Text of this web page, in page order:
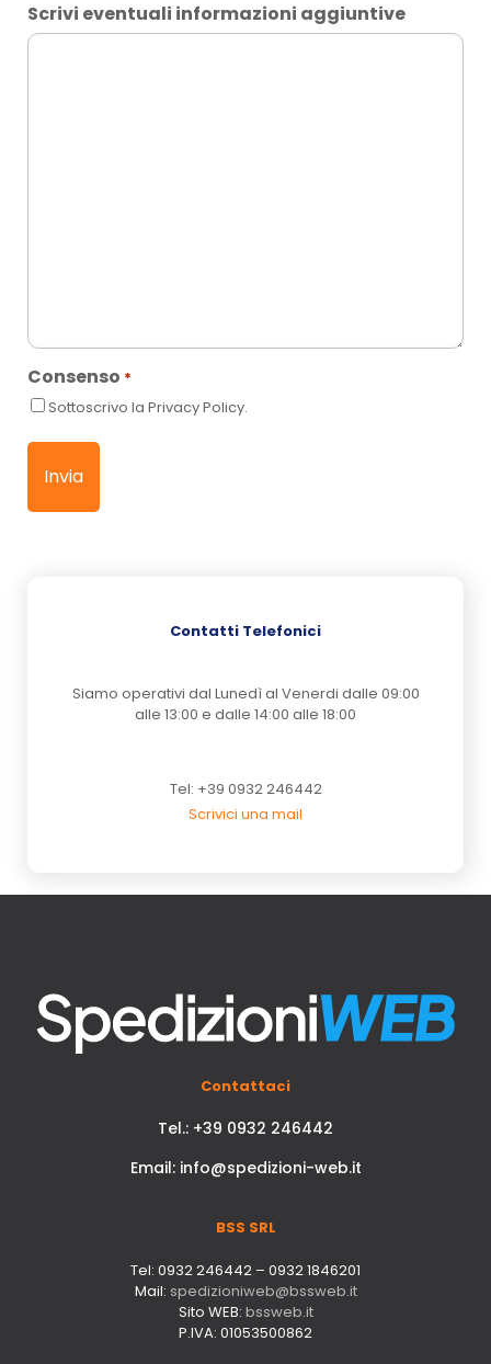
Scrivi eventuali informazioni aggiuntive
Consenso *
Sottoscrivo la Privacy Policy.
Contatti Telefonici
Siamo operativi dal Lunedì al Venerdi dalle 09:00
alle 13:00 e dalle 14:00 alle 18:00
Tel: +39 0932 246442
Scrivici una mail
Contattaci
Tel.: +39 0932 246442
Email: info@spedizioni-web.it
BSS SRL
Tel: 0932 246442 – 0932 1846201
Mail: spedizioniweb@bssweb.it
Sito WEB: bssweb.it
P.IVA: 01053500862